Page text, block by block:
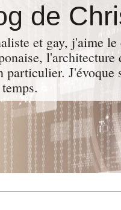
de
et gay, j'aime
particulier.